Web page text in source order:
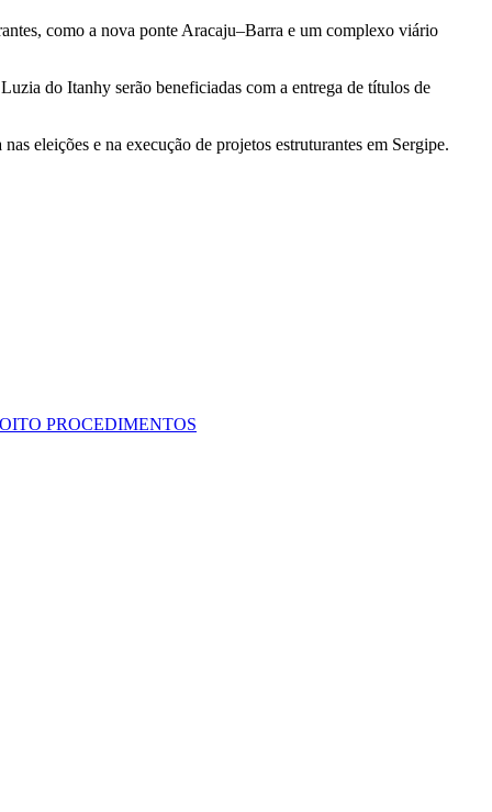
como a nova ponte Aracaju–Barra e um complexo viário
do Itanhy serão beneficiadas com a entrega de títulos de
eleições e na execução de projetos estruturantes em Sergipe.
PROCEDIMENTOS